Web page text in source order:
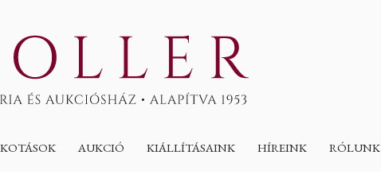
AUKCIÓ KIÁLLÍTÁSAINK HÍREINK RÓLUNK
Keresés